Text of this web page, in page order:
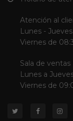
Atención al
Lunes -
Viernes de
Sala de
Lunes a
Viernes de